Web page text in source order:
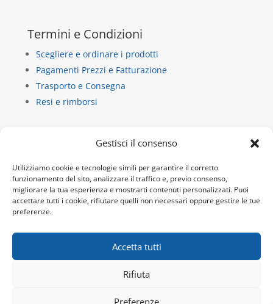
Gestisci il consenso
Utilizziamo cookie e tecnologie simili per garantire il corretto
funzionamento del sito, analizzare il traffico e, previo consenso,
migliorare la tua esperienza e mostrarti contenuti personalizzati. Puoi
accettare tutti i cookie, rifiutare quelli non necessari oppure gestire le tue
preferenze.
Accetta tutti
Rifiuta
Preferenze
Termini e Condizioni
Scegliere e ordinare i prodotti
Pagamenti Prezzi e Fatturazione
Trasporto e Consegna
Resi e rimborsi
La Casa di Carta
via dietro castello 13/b
10018 Pavone Canavese
P.IVA 10932920019
Email:info@lacdc.it